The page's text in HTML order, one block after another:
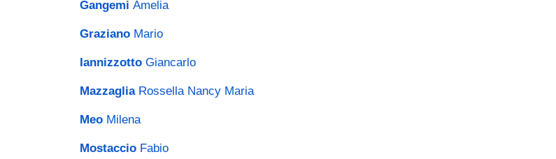
Gangemi Amelia
Graziano Mario
Iannizzotto Giancarlo
Mazzaglia Rossella Nancy Maria
Meo Milena
Mostaccio Fabio